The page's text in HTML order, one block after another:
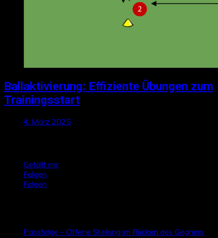
Ballaktivierung: Effiziente Übungen zum
Trainingsstart
4. März 2025
Gefällt mir
Folgen
Folgen
Passfolge – Offene Stellung im Rücken des Gegners